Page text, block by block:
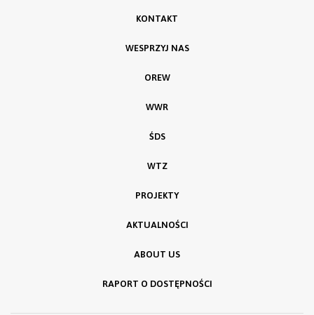
KONTAKT
WESPRZYJ NAS
OREW
WWR
ŚDS
WTZ
PROJEKTY
AKTUALNOŚCI
ABOUT US
RAPORT O DOSTĘPNOŚCI